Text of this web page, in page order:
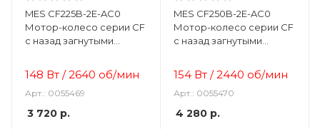
MES CF225B-2E-AC0
Мотор-колесо серии CF
с назад загнутыми
148 Вт /2640 об/мин
Арт.: 0055469
3 720 р.
MES CF250B-2E-AC0
Мотор-колесо серии CF
с назад загнутыми
154 Вт /2440 об/мин
Арт.: 0055470
4 280 р.